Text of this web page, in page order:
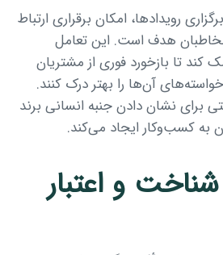
رویدادها، امکان برقراری ارتباط
هدف است. این تعامل
تا بازخورد فوری از مشتریان
آن‌ها را بهتر درک کنند.
برای نشان دادن جنبه انسانی برند
به کسب‌وکار ایجاد می‌کند.
و اعتبار